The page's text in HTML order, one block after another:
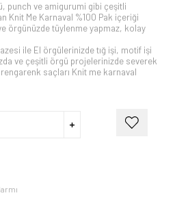
punch ve amigurumi gibi çeşitli
Knit Me Karnaval %100 Pak içeriği
örgünüzde tüylenme yapmaz, kolay
ile El örgülerinizde tığ işi, motif işi
ve çeşitli örgü projelerinizde severek
saçları Knit me karnaval